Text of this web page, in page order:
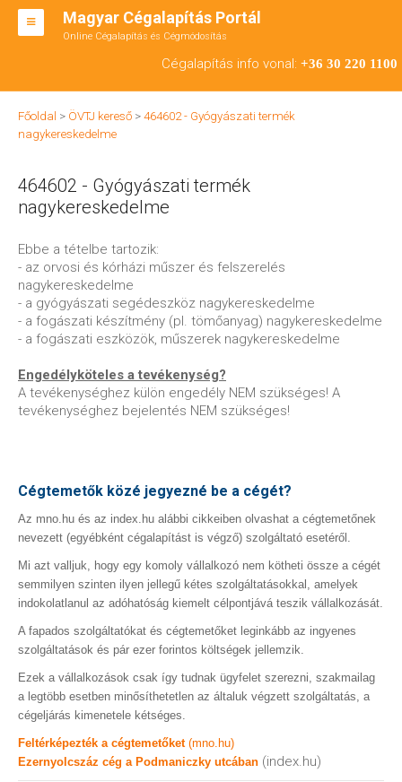
Magyar Cégalapítás Portál
Online Cégalapítás és Cégmódosítás
Cégalapítás info vonal: +36 30 220 1100
BT ALAPÍTÁS
RT ALAPÍTÁS
ÁTALAKULÁS
ENGEDÉLYKÖTELES
KAPCSOLAT
IRODÁK
Főoldal > ÖVTJ kereső > 464602 - Gyógyászati termék
nagykereskedelme
464602 - Gyógyászati termék
nagykereskedelme
Ebbe a tételbe tartozik:
- az orvosi és kórházi műszer és felszerelés
nagykereskedelme
- a gyógyászati segédeszköz nagykereskedelme
- a fogászati készítmény (pl. tömőanyag) nagykereskedelme
- a fogászati eszközök, műszerek nagykereskedelme
Engedélyköteles a tevékenység?
A tevékenységhez külön engedély NEM szükséges! A
tevékenységhez bejelentés NEM szükséges!
Cégtemetők közé jegyezné be a cégét?
Az mno.hu és az index.hu alábbi cikkeiben olvashat a cégtemetőnek
nevezett (egyébként cégalapítást is végző) szolgáltató esetéről.
Mi azt valljuk, hogy egy komoly vállalkozó nem kötheti össze a cégét
semmilyen szinten ilyen jellegű kétes szolgáltatásokkal, amelyek
indokolatlanul az adóhatóság kiemelt célpontjává teszik vállalkozását.
A fapados szolgáltatókat és cégtemetőket leginkább az ingyenes
szolgáltatások és pár ezer forintos költségek jellemzik.
Ezek a vállalkozások csak így tudnak ügyfelet szerezni, szakmailag
a legtöbb esetben minősíthetetlen az általuk végzett szolgáltatás, a
cégeljárás kimenetele kétséges.
Feltérképezték a cégtemetőket (mno.hu)
Ezernyolcszáz cég a Podmaniczky utcában (index.hu)